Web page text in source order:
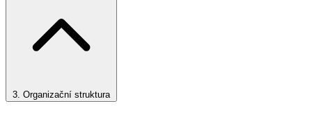
3. Organizační struktura